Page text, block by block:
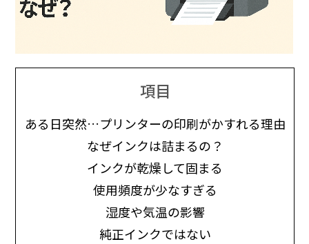
項目
ある日突然…プリンターの印刷がかすれる理由
なぜインクは詰まるの？
インクが乾燥して固まる
使用頻度が少なすぎる
湿度や気温の影響
純正インクではない